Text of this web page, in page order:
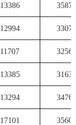
13386 35879
12994 33076
11707 32562
13385 31636
13294 34763
17101 35605